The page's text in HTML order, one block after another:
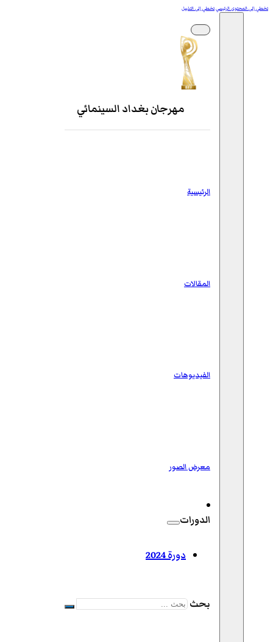
تخطي إلى المحتوى الرئيسيتخطي إلى التذييل
مهرجان بغداد السينمائي
الرئيسية
المقالات
الفيديوهات
معرض الصور
الدورات
دورة 2024
بحث